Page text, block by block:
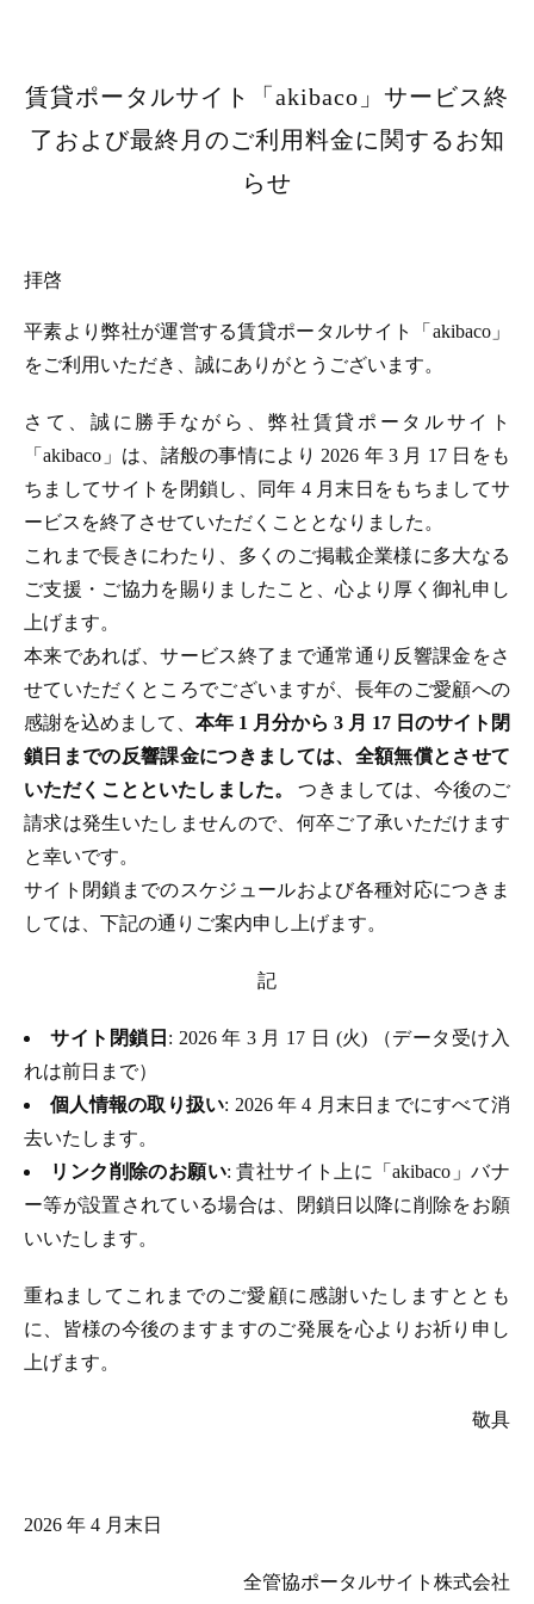
賃貸ポータルサイト「akibaco」サービス終
了および最終月のご利用料金に関するお知
らせ
拝啓
平素より弊社が運営する賃貸ポータルサイト「akibaco」
をご利用いただき、誠にありがとうございます。
さて、誠に勝手ながら、弊社賃貸ポータルサイト
「akibaco」は、諸般の事情により 2026 年 3 月 17 日をも
ちましてサイトを閉鎖し、同年 4 月末日をもちましてサ
ービスを終了させていただくこととなりました。
これまで長きにわたり、多くのご掲載企業様に多大なる
ご支援・ご協力を賜りましたこと、心より厚く御礼申し
上げます。
本来であれば、サービス終了まで通常通り反響課金をさ
せていただくところでございますが、長年のご愛顧への
感謝を込めまして、 本年 1 月分から 3 月 17 日のサイト閉
鎖日までの反響課金につきましては、全額無償とさせて
いただくことといたしました。つきましては、今後のご
請求は発生いたしませんので、何卒ご了承いただけます
と幸いです。
サイト閉鎖までのスケジュールおよび各種対応につきま
しては、下記の通りご案内申し上げます。
記
サイト閉鎖日 : 2026 年 3 月 17 日 (火) （データ受け入
れは前日まで）
個人情報の取り扱い: 2026 年 4 月末日までにすべて消
去いたします。
リンク削除のお願い: 貴社サイト上に「akibaco」バナ
ー等が設置されている場合は、閉鎖日以降に削除をお願
いいたします。
重ねましてこれまでのご愛顧に感謝いたしますととも
に、皆様の今後のますますのご発展を心よりお祈り申し
上げます。
敬具
2026 年 4 月末日
全管協ポータルサイト株式会社